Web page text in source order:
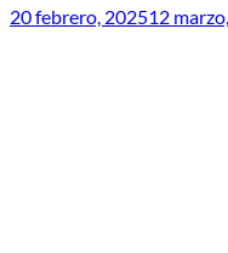
20 febrero, 202512